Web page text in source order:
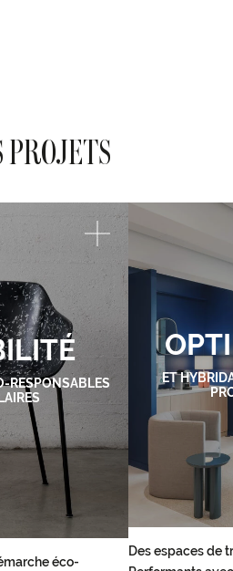
RESPONSABLES
éco-
ET
Des espaces de